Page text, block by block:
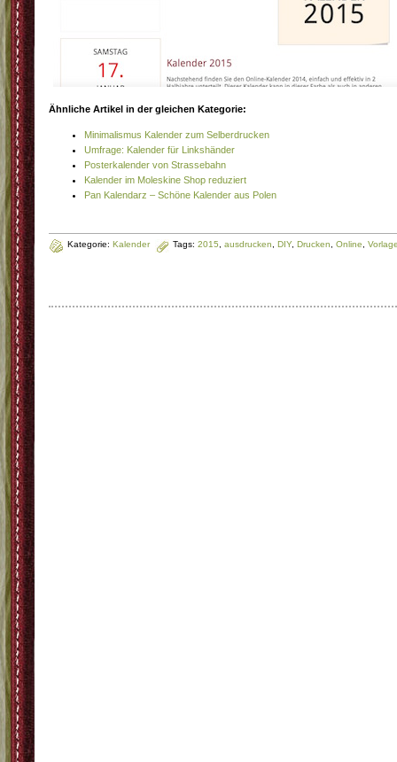
Ähnliche Artikel in der gleichen Kategorie:
Minimalismus Kalender zum Selberdrucken
Umfrage: Kalender für Linkshänder
Posterkalender von Strassebahn
Kalender im Moleskine Shop reduziert
Pan Kalendarz – Schöne Kalender aus Polen
Kategorie: Kalender Tags: 2015 ausdrucken DIY, Drucken Online